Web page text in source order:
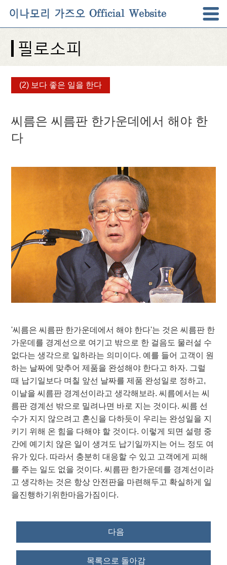
(2) 보다 좋은 일을 한다
씨름은 씨름판 한가운데에서 해야 한
다
'씨름은 씨름판 한가운데에서 해야 한다'는 것은 씨름판 한
가운데를 경계선으로 여기고 밖으로 한 걸음도 물러설 수
없다는 생각으로 일하라는 의미이다. 예를 들어 고객이 원
하는 날짜에 맞추어 제품을 완성해야 한다고 하자. 그럴
때 납기일보다 며칠 앞선 날짜를 제품 완성일로 정하고,
이날을 씨름판 경계선이라고 생각해보라. 씨름에서는 씨
름판 경계선 밖으로 밀려나면 바로 지는 것이다. 씨름 선
수가 지지 않으려고 혼신을 다하듯이 우리는 완성일을 지
키기 위해 온 힘을 다해야 할 것이다. 이렇게 되면 설령 중
간에 예기치 않은 일이 생겨도 납기일까지는 어느 정도 여
유가 있다. 따라서 충분히 대응할 수 있고 고객에게 피해
를 주는 일도 없을 것이다. 씨름판 한가운데를 경계선이라
고 생각하는 것은 항상 안전판을 마련해두고 확실하게 일
을진행하기위한마음가짐이다.
다음
목록으로 돌아감